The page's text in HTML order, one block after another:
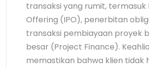
transaksi yang rumit, termasuk
Offering (IPO), penerbitan
transaksi pembiayaan proyek
besar (Project Finance).
memastikan bahwa klien tidak